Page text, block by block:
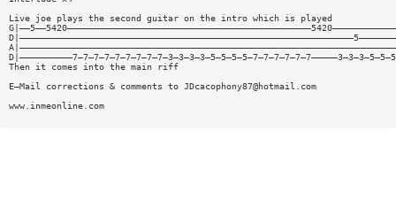
Live joe plays the second guitar on the intro which is played
Then it comes into the main riff
E—Mail corrections & comments to JDcacophony87@hotmail.com
www.inmeonline.com